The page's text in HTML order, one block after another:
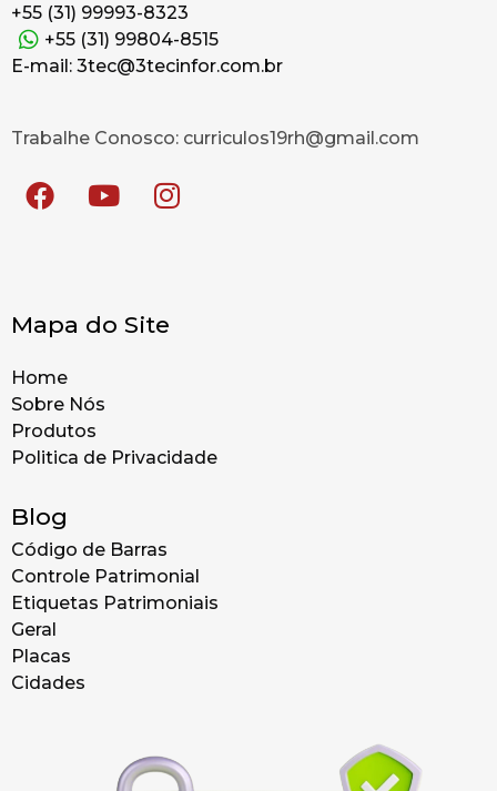
+55 (31) 99993-8323
+55 (31) 99804-8515
E-mail: 3tec@3tecinfor.com.br
Trabalhe Conosco: curriculos19rh@gmail.com
Mapa do Site
Home
Sobre Nós
Produtos
Politica de Privacidade
Blog
Código de Barras
Controle Patrimonial
Etiquetas Patrimoniais
Geral
Placas
Cidades